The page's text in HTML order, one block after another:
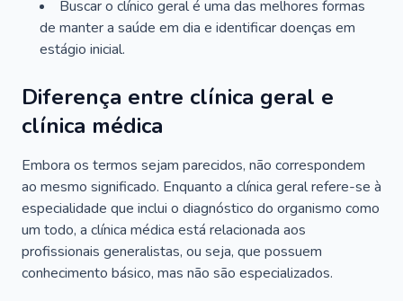
Buscar o clínico geral é uma das melhores formas
de manter a saúde em dia e identificar doenças em
estágio inicial.
Diferença entre clínica geral e
clínica médica
Embora os termos sejam parecidos, não correspondem
ao mesmo significado. Enquanto a clínica geral refere-se à
especialidade que inclui o diagnóstico do organismo como
um todo, a clínica médica está relacionada aos
profissionais generalistas, ou seja, que possuem
conhecimento básico, mas não são especializados.